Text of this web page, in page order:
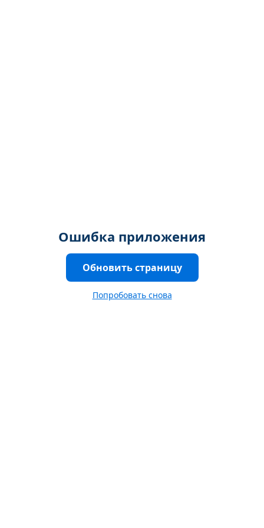
Ошибка приложения
Обновить страницу
Попробовать снова